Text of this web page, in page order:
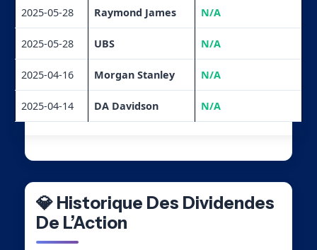
2025-05-28 Raymond James N/A
2025-05-28 UBS N/A
2025-04-16 Morgan Stanley N/A
2025-04-14 DA Davidson N/A
💎 Historique Des Dividendes
De L’Action